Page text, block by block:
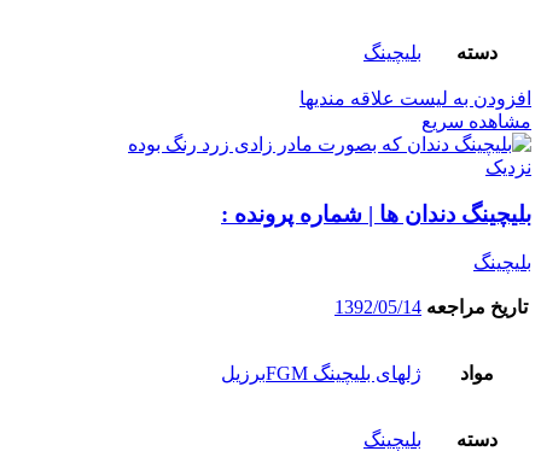
دسته بلیچینگ
افزودن به لیست علاقه مندیها
مشاهده سریع
نزدیک
بلیچینگ دندان ها | شماره پرونده :
بلیچینگ
تاریخ مراجعه 1392/05/14
مواد ژلهای بلیچینگ FGMبرزیل
دسته بلیچینگ